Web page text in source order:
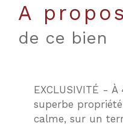
a propos
de ce bien
EXCLUSIVITÉ -
superbe
calme, sur un